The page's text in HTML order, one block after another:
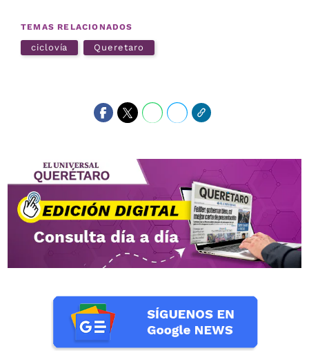
TEMAS RELACIONADOS
ciclovía Queretaro